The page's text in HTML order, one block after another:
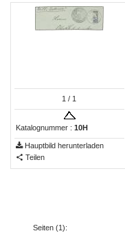
1 / 1
Katalognummer : 10H
Hauptbild herunterladen
Teilen
Seiten (1):